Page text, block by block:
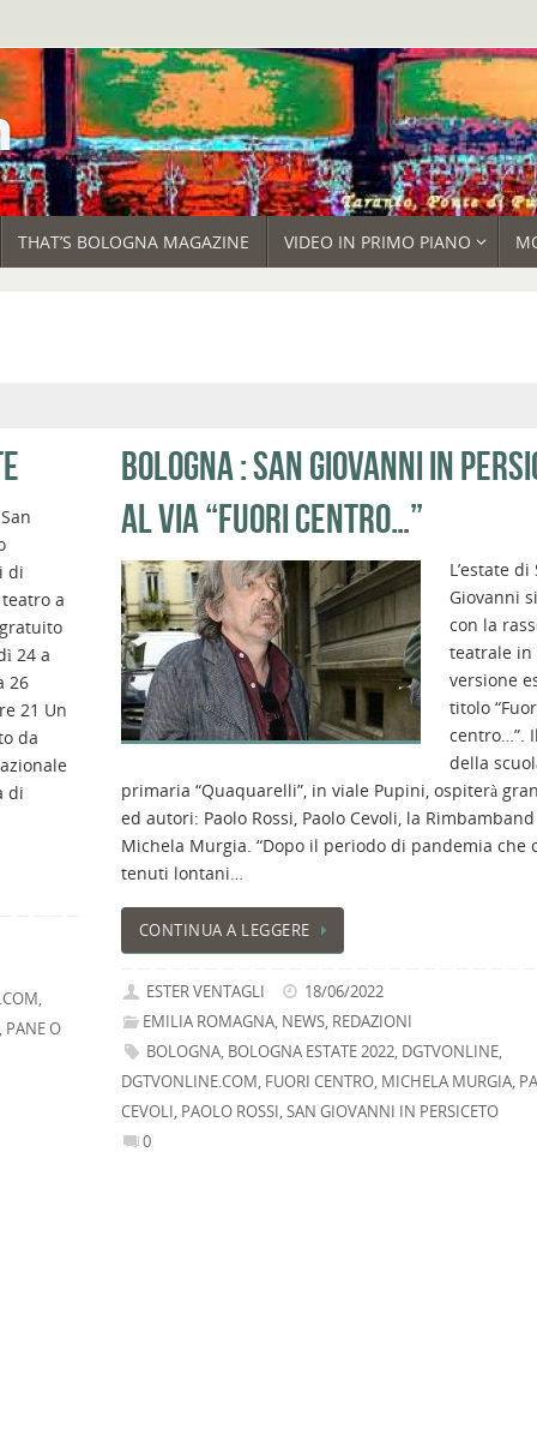
THAT’S BOLOGNA MAGAZINE VIDEO IN PRIMO PIANO
di
a
24 a
26
21 Un
da
di
,
, PANE O
BOLOGNA : SAN GIOVANNI IN
AL VIA “FUORI CENTRO…”
L’estate di
Giovanni
con la
teatrale in
versione
titolo
centro…”.
della
primaria “Quaquarelli”, in viale Pupini, ospiterà
ed autori: Paolo Rossi, Paolo Cevoli, la
Michela Murgia. “Dopo il periodo di pandemia che
tenuti lontani…
CONTINUA A LEGGERE
ESTER VENTAGLI
18/06/2022
EMILIA ROMAGNA, NEWS, REDAZIONI
BOLOGNA, BOLOGNA ESTATE 2022, DGTVONLINE,
DGTVONLINE.COM, FUORI CENTRO, MICHELA MURGIA,
CEVOLI, PAOLO ROSSI,SAN GIOVANNI IN PERSICETO
0